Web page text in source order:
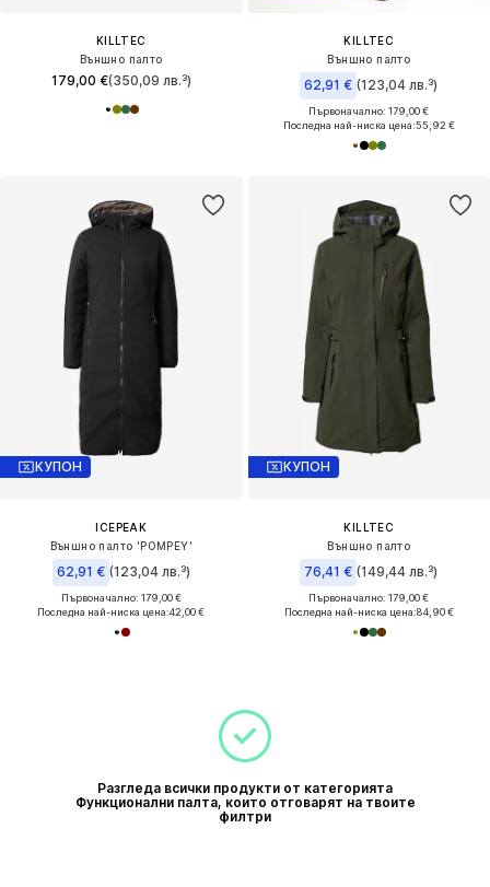
KILLTEC
Външно палто
179,00 €(350,09 лв.³)
KILLTEC
Външно палто
62,91 € (123,04 лв.³)
Първоначално: 179,00 €
Последна най-ниска цена:55,92 €
КУПОН
ICEPEAK
Външно палто 'POMPEY'
62,91 € (123,04 лв.³)
Първоначално: 179,00 €
Последна най-ниска цена:42,00 €
КУПОН
KILLTEC
Външно палто
76,41 € (149,44 лв.³)
Първоначално: 179,00 €
Последна най-ниска цена:84,90 €
Разгледа всички продукти от категорията
Функционални палта, които отговарят на твоите
филтри